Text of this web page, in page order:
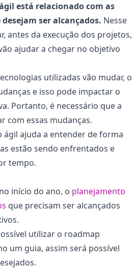
está relacionado com as
ser alcançados. Nesse
antes da execução dos projetos,
ajudar a chegar no objetivo
utilizadas vão mudar, o
e isso pode impactar o
Portanto, é necessário que a
com essas mudanças.
ágil ajuda a entender de forma
estão sendo enfrentados e
tempo.
início do ano, o planejamento
que precisam ser alcançados
utilizar o roadmap
um guia, assim será possível